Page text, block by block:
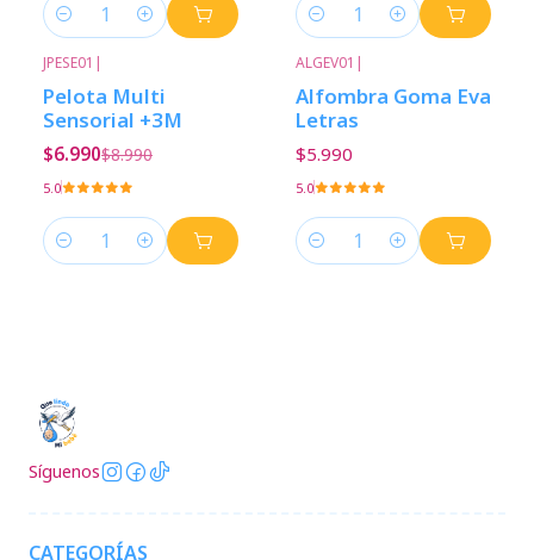
Cantidad Cantidad
JPESE01 |
Pelota Multi
Sensorial +3M
$6.990$8.990
5.0
Cantidad
ALGEV01 |
Alfombra Goma Eva
Letras
$5.990
5.0
Cantidad
Síguenos
CATEGORÍAS